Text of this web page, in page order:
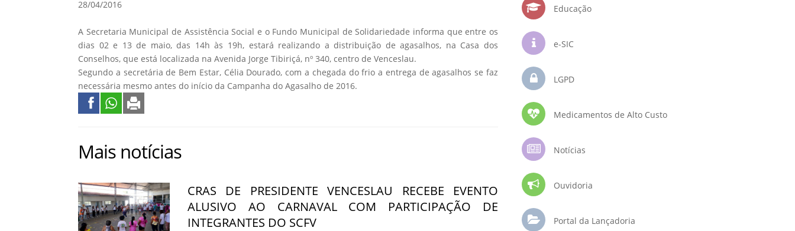
28/04/2016
A Secretaria Municipal de Assistência Social e o Fundo Municipal de Solidariedade informa que entre os
dias 02 e 13 de maio, das 14h às 19h, estará realizando a distribuição de agasalhos, na Casa dos
Conselhos, que está localizada na Avenida Jorge Tibiriçá, nº 340, centro de Venceslau.
Segundo a secretária de Bem Estar, Célia Dourado, com a chegada do frio a entrega de agasalhos se faz
necessária mesmo antes do início da Campanha do Agasalho de 2016.
Mais notícias
CRAS DE PRESIDENTE VENCESLAU RECEBE EVENTO
ALUSIVO AO CARNAVAL COM PARTICIPAÇÃO DE
INTEGRANTES DO SCFV
Educação
e-SIC
LGPD
Medicamentos de Alto Custo
Notícias
Ouvidoria
Portal da Lançadoria